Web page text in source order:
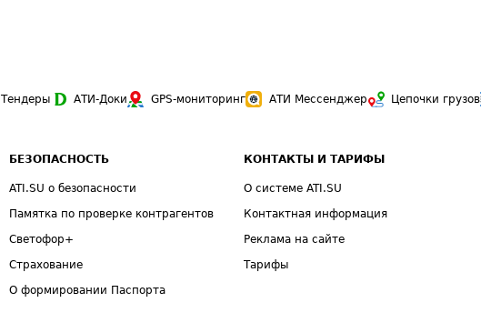
Тендеры АТИ-Доки GPS-мониторинг АТИ Мессенджер Цепочки грузов
БЕЗОПАСНОСТЬ
ATI.SU о безопасности
Памятка по проверке контрагентов
Светофор+
Страхование
О формировании Паспорта
КОНТАКТЫ И ТАРИФЫ
О системе ATI.SU
Контактная информация
Реклама на сайте
Тарифы